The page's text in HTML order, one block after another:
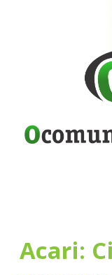
Acari: